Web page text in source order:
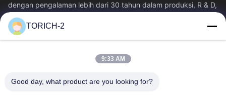
dengan pengalaman lebih dari 30 tahun dalam produksi, R & D,
perdagangan, penyimpanan,...
Tautan Cepat
Tentang Kita
Wisata Pabrik
Kontrol Kualitas
TORICH-2
9:33 AM
Good day, what product are you looking for?